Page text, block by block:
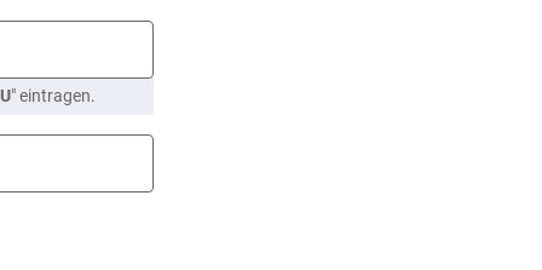
" eintragen.